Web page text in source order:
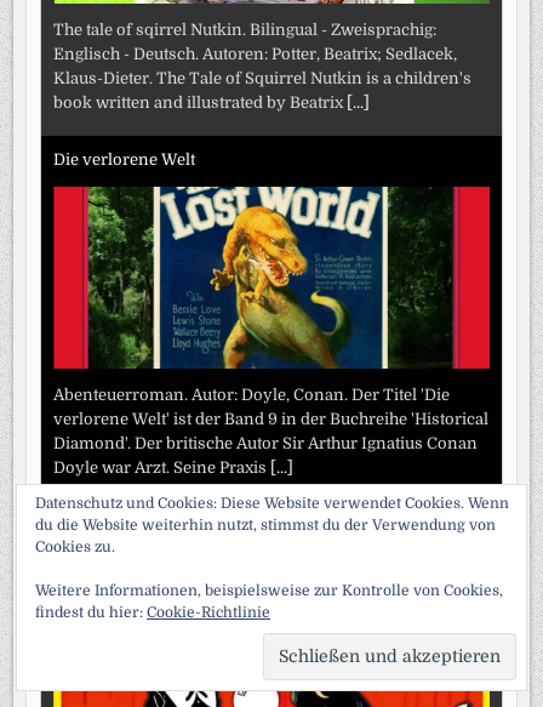
The tale of sqirrel Nutkin. Bilingual - Zweisprachig:
Englisch - Deutsch. Autoren: Potter, Beatrix; Sedlacek,
Klaus-Dieter. The Tale of Squirrel Nutkin is a children's
book written and illustrated by Beatrix [...]
Die verlorene Welt
Abenteuerroman. Autor: Doyle, Conan. Der Titel 'Die
verlorene Welt' ist der Band 9 in der Buchreihe 'Historical
Diamond'. Der britische Autor Sir Arthur Ignatius Conan
Doyle war Arzt. Seine Praxis [...]
SUZIE – Die Supergöl-Aktion u.a.
Datenschutz und Cookies: Diese Website verwendet Cookies. Wenn
du die Website weiterhin nutzt, stimmst du der Verwendung von
Cookies zu.
Weitere Informationen, beispielsweise zur Kontrolle von Cookies,
findest du hier: Cookie-Richtlinie
TO
TOP